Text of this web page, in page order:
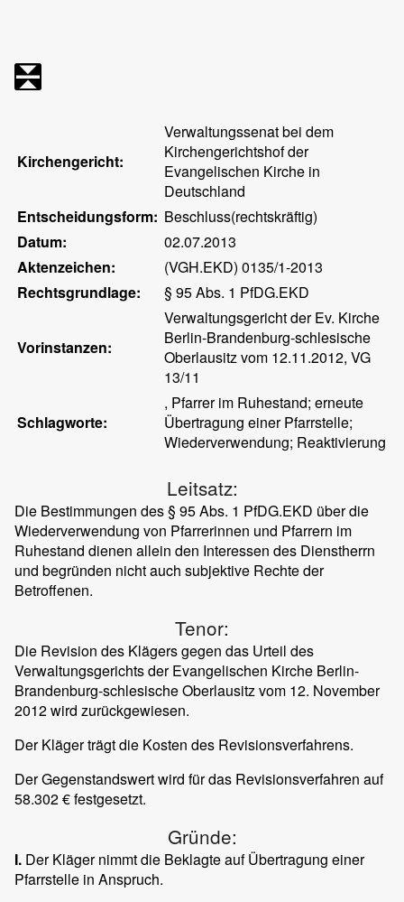
Kirchengericht:
Verwaltungssenat bei dem
Kirchengerichtshof der
Evangelischen Kirche in
Deutschland
Entscheidungsform: Beschluss(rechtskräftig)
Datum:
02.07.2013
Aktenzeichen:
(VGH.EKD) 0135/1-2013
Rechtsgrundlage:
§ 95 Abs. 1 PfDG.EKD
Vorinstanzen:
Verwaltungsgericht der Ev. Kirche
Berlin-Brandenburg-schlesische
Oberlausitz vom 12.11.2012, VG
13/11
Schlagworte:
, Pfarrer im Ruhestand; erneute
Übertragung einer Pfarrstelle;
Wiederverwendung; Reaktivierung
Leitsatz:
Die Bestimmungen des § 95 Abs. 1 PfDG.EKD über die
Wiederverwendung von Pfarrerinnen und Pfarrern im
Ruhestand dienen allein den Interessen des Dienstherrn
und begründen nicht auch subjektive Rechte der
Betroffenen.
Tenor:
Die Revision des Klägers gegen das Urteil des
Verwaltungsgerichts der Evangelischen Kirche Berlin-
Brandenburg-schlesische Oberlausitz vom 12. November
2012 wird zurückgewiesen.
Der Kläger trägt die Kosten des Revisionsverfahrens.
Der Gegenstandswert wird für das Revisionsverfahren auf
58.302 € festgesetzt.
Gründe:
I. Der Kläger nimmt die Beklagte auf Übertragung einer
Pfarrstelle in Anspruch.